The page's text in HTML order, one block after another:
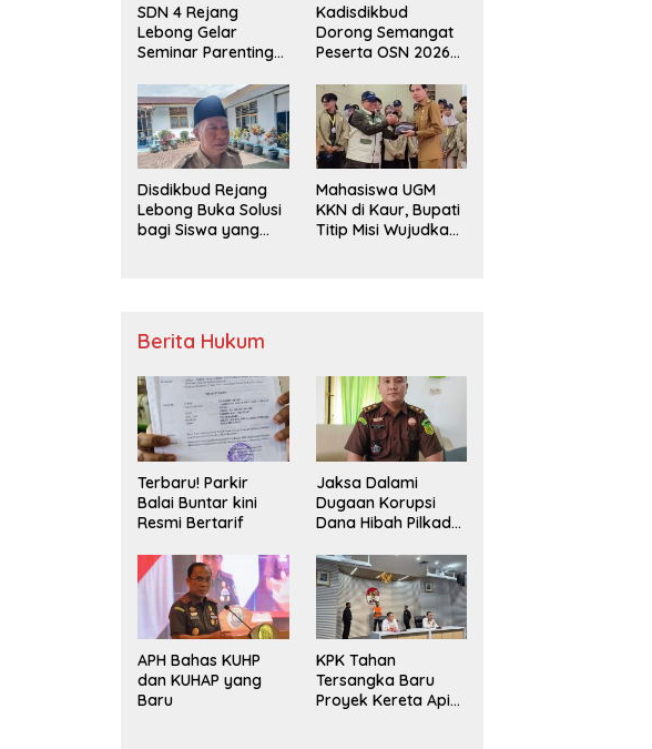
SDN 4 Rejang
Lebong Gelar
Seminar Parenting
Bullying,
Kadisdikbud: Patut
Jadi Contoh
Kadisdikbud
Dorong Semangat
Peserta OSN 2026
Disdikbud Rejang
Lebong Buka Solusi
bagi Siswa yang
Mahasiswa UGM
KKN di Kaur, Bupati
Titip Misi Wujudkan
Berita Hukum
Terbaru! Parkir
Balai Buntar kini
Resmi Bertarif
Jaksa Dalami
Dugaan Korupsi
Dana Hibah Pilkada
Kaur
APH Bahas KUHP
dan KUHAP yang
Baru
KPK Tahan
Tersangka Baru
Proyek Kereta Api